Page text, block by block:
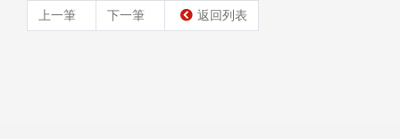
上一筆 下一筆 返回列表